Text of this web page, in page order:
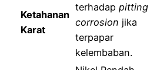
Ketahanan
Karat
terhadap pitting
corrosion jika
terpapar
kelembaban.